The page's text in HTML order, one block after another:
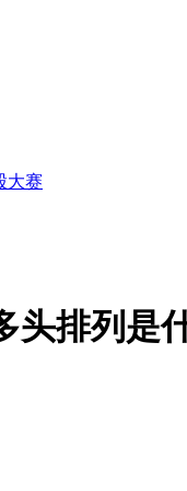
大赛
头排列是